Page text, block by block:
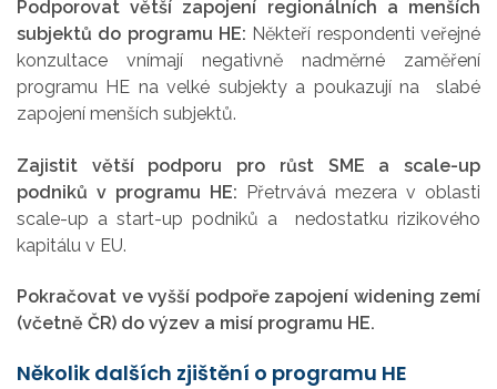
Podporovat větší zapojení regionálních a menších
subjektů do programu HE: Někteří respondenti veřejné
konzultace vnímají negativně nadměrné zaměření
programu HE na velké subjekty a poukazují na slabé
zapojení menších subjektů.
Zajistit větší podporu pro růst SME a scale-up
podniků v programu HE: Přetrvává mezera v oblasti
scale-up a start-up podniků a nedostatku rizikového
kapitálu v EU.
Pokračovat ve vyšší podpoře zapojení widening zemí
(včetně ČR) do výzev a misí programu HE.
Několik dalších zjištění o programu HE